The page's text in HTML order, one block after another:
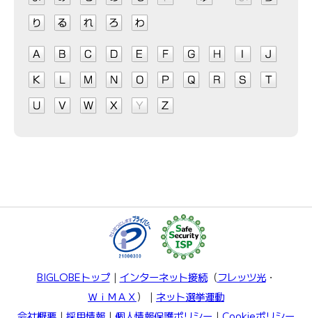
BIGLOBEトップ｜ インターネット接続（フレッツ光・
ＷｉＭＡＸ）｜ ネット選挙運動